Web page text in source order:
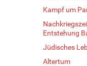
Kampf um
Entstehung
Jüdisches
Altertum